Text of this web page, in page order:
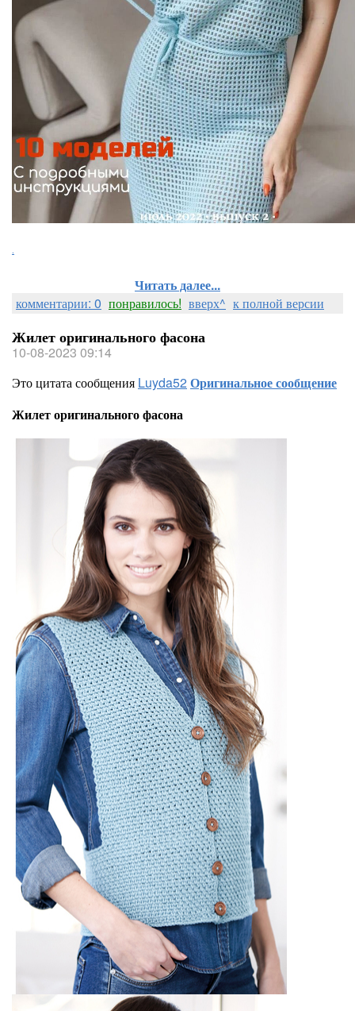
.
Читать далее...
комментарии: 0 понравилось! вверх^ к полной версии
Жилет оригинального фасона
10-08-2023 09:14
Это цитата сообщения Luyda52Оригинальное сообщение
Жилет оригинального фасона